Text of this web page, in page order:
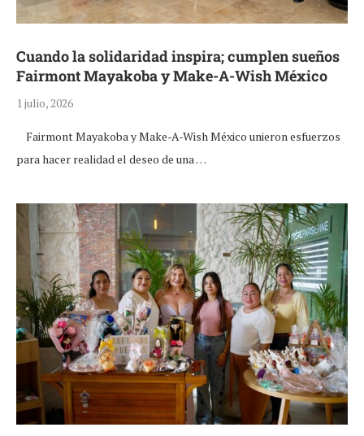
Cuando la solidaridad inspira; cumplen sueños
Fairmont Mayakoba y Make-A-Wish México
1 julio, 2026
Fairmont Mayakoba y Make-A-Wish México unieron esfuerzos
para hacer realidad el deseo de una …